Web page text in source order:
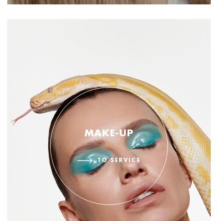
MAKE-UP
TO SERVICE